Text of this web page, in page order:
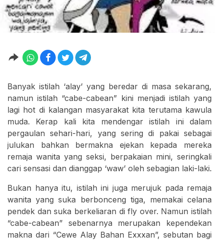
Banyak istilah ‘alay’ yang beredar di masa sekarang,
namun istilah “cabe-cabean” kini menjadi istilah yang
lagi hot di kalangan masyarakat kita terutama kawula
muda. Kerap kali kita mendengar istilah ini dalam
pergaulan sehari-hari, yang sering di pakai sebagai
julukan bahkan bermakna ejekan kepada mereka
remaja wanita yang seksi, berpakaian mini, seringkali
cari sensasi dan dianggap ‘waw’ oleh sebagian laki-laki.
Bukan hanya itu, istilah ini juga merujuk pada remaja
wanita yang suka berbonceng tiga, memakai celana
pendek dan suka berkeliaran di fly over. Namun istilah
“cabe-cabean” sebenarnya merupakan kependekan
makna dari “Cewe Alay Bahan Exxxan”, sebutan bagi